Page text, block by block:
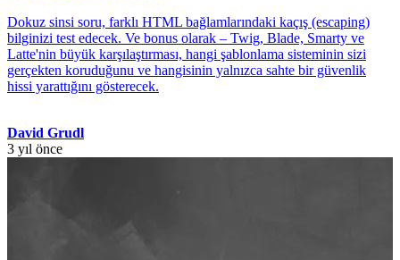
Dokuz sinsi soru, farklı HTML bağlamlarındaki kaçış (escaping)
bilginizi test edecek. Ve bonus olarak – Twig, Blade, Smarty ve
Latte'nin büyük karşılaştırması, hangi şablonlama sisteminin sizi
gerçekten koruduğunu ve hangisinin yalnızca sahte bir güvenlik
hissi yarattığını gösterecek.
David Grudl
3 yıl önce